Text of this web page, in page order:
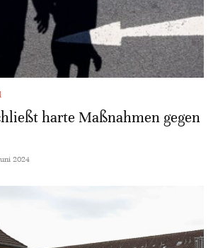
harte Maßnahmen gegen
2024